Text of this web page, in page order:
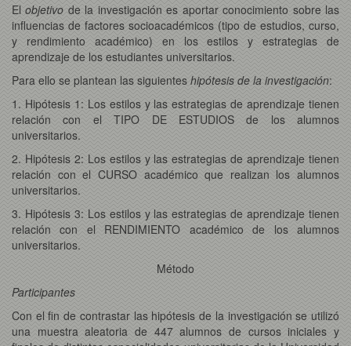
Elobjetivo de la investigación es aportar conocimiento sobre las
influencias de factores socioacadémicos (tipo de estudios, curso,
y rendimiento académico) en los estilos y estrategias de
aprendizaje de los estudiantes universitarios.
Para ello se plantean las siguientes hipótesis de la investigación:
1. Hipótesis 1: Los estilos y las estrategias de aprendizaje tienen
relación con el TIPO DE ESTUDIOS de los alumnos
universitarios.
2. Hipótesis 2: Los estilos y las estrategias de aprendizaje tienen
relación con el CURSO académico que realizan los alumnos
universitarios.
3. Hipótesis 3: Los estilos y las estrategias de aprendizaje tienen
relación con el RENDIMIENTO académico de los alumnos
universitarios.
Método
Participantes
Con el fin de contrastar las hipótesis de la investigación se utilizó
una muestra aleatoria de 447 alumnos de cursos iniciales y